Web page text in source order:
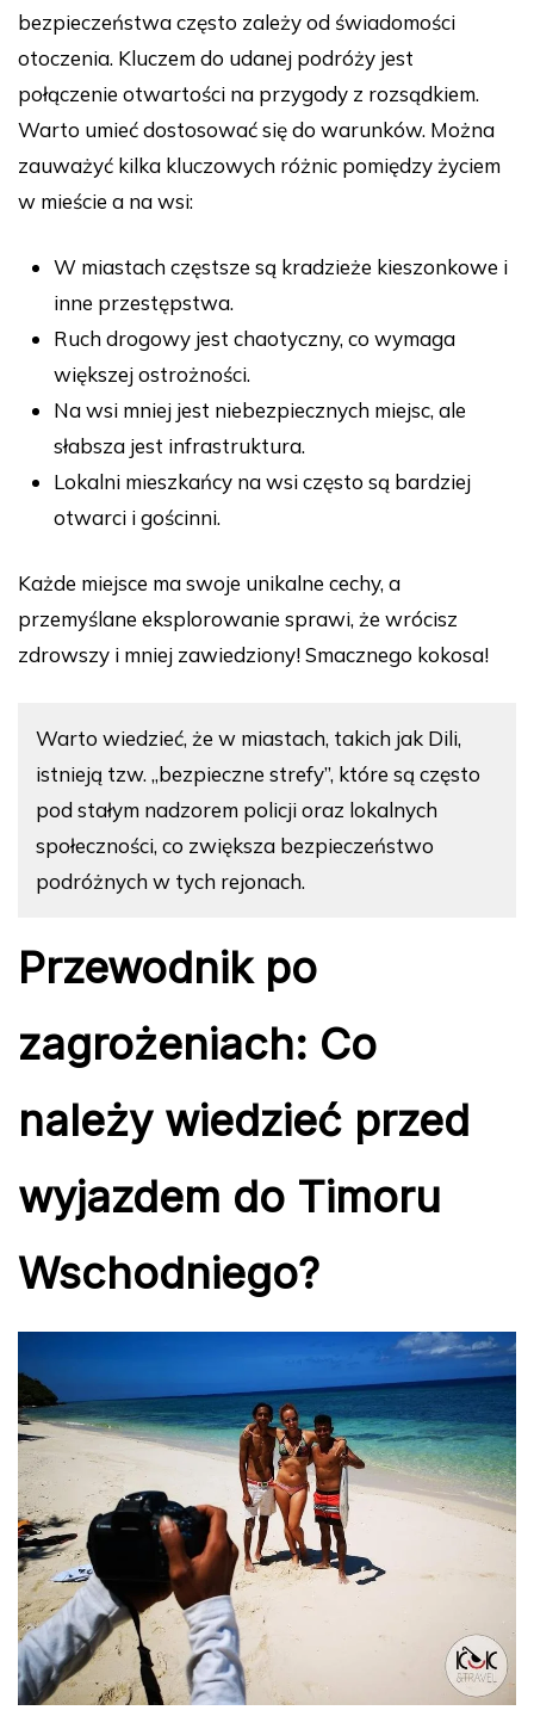
bezpieczeństwa często zależy od świadomości
otoczenia. Kluczem do udanej podróży jest
połączenie otwartości na przygody z rozsądkiem.
Warto umieć dostosować się do warunków. Można
zauważyć kilka kluczowych różnic pomiędzy życiem
w mieście a na wsi:
W miastach częstsze są kradzieże kieszonkowe i
inne przestępstwa.
Ruch drogowy jest chaotyczny, co wymaga
większej ostrożności.
Na wsi mniej jest niebezpiecznych miejsc, ale
słabsza jest infrastruktura.
Lokalni mieszkańcy na wsi często są bardziej
otwarci i gościnni.
Każde miejsce ma swoje unikalne cechy, a
przemyślane eksplorowanie sprawi, że wrócisz
zdrowszy i mniej zawiedziony! Smacznego kokosa!
Warto wiedzieć, że w miastach, takich jak Dili,
istnieją tzw. „bezpieczne strefy”, które są często
pod stałym nadzorem policji oraz lokalnych
społeczności, co zwiększa bezpieczeństwo
podróżnych w tych rejonach.
Przewodnik po
zagrożeniach: Co
należy wiedzieć przed
wyjazdem do Timoru
Wschodniego?